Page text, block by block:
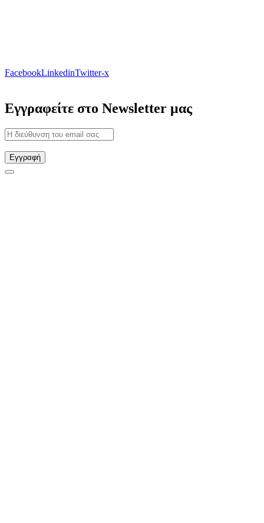
FacebookLinkedinTwitter-x
Εγγραφείτε στο Newsletter μας
Εγγραφή